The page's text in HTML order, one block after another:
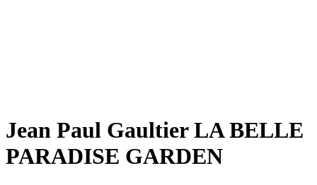
Jean Paul Gaultier LA BELLE
PARADISE GARDEN